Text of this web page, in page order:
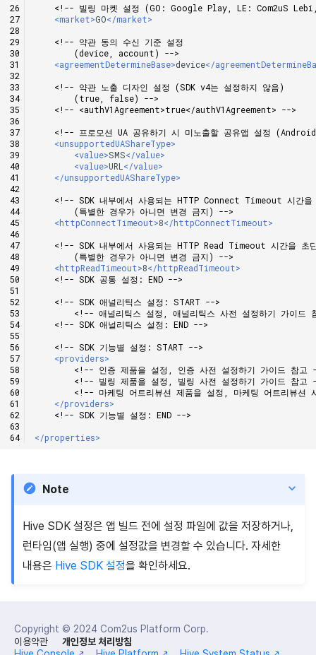
<!-- 빌링 마켓 설정 (GO: Google Play, LE: Com2uS
<market>GO</market>
<!-- 약관 동의 수신 기준 설정
        (device, account) -->
<agreementDetermineBase>device</
<!-- 약관 노출 디자인 설정 (SDK v4는 설정하지 않음)
        (true, false) -->
<!-- <authV1Agreement>true</authV1Agreement> -->
<!-- 프로모션 UA 공유하기 시 미노출할 공유앱 설정
<unsupportedUAShareType>
<value>SMS</value>
<value>URL </value>
</unsupportedUAShareType>
<!-- SDK 내부에서 사용되는 HTTP Connect Timeout 시간을
        (특별한 경우가 아니면 변경 금지) -->
<httpConnectTimeout>8</httpConnectTimeout>
<!-- SDK 내부에서 사용되는 HTTP Read Timeout 시간을 초
        (특별한 경우가 아니면 변경 금지) -->
<httpReadTimeout>8</httpReadTimeout>
<!-- SDK 공통 설정: END -->
<!-- SDK 애널리틱스 설정: START -->
<!-- 애널리틱스 설정, 애널리틱스 사전 설정하기 가이드
<!-- SDK 애널리틱스 설정: END -->
<!-- SDK 기능별 설정: START -->
<providers>
<!-- 인증 제품을 설정, 인증 사전 설정하기 가이드 참고
<!-- 빌링 제품을 설정, 빌링 사전 설정하기 가이드 참고
<!-- 마케팅 어트리뷰션 제품을 설정, 마케팅 어트리뷰션
</providers>
<!-- SDK 기능별 설정: END -->
</properties>
Note
Hive SDK 설정은 앱 빌드 전에 설정 파일에 값을 저장하거나,
런타임(앱 실행) 중에 설정값을 변경할 수 있습니다. 자세한
내용은 Hive SDK 설정을 확인하세요.
Copyright © 2024 Com2us Platform Corp.
이용약관
개인정보 처리방침